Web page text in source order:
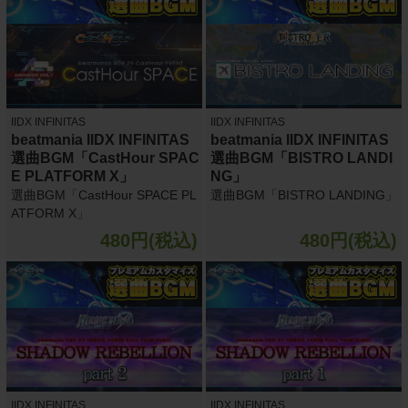
IIDX INFINITAS
beatmania IIDX INFINITAS
選曲BGM「CastHour SPAC
E PLATFORM X」
選曲BGM「CastHour SPACE PL
ATFORM X」
480円(税込)
IIDX INFINITAS
beatmania IIDX INFINITAS
選曲BGM「BISTRO LANDI
NG」
選曲BGM「BISTRO LANDING」
480円(税込)
IIDX INFINITAS IIDX INFINITAS